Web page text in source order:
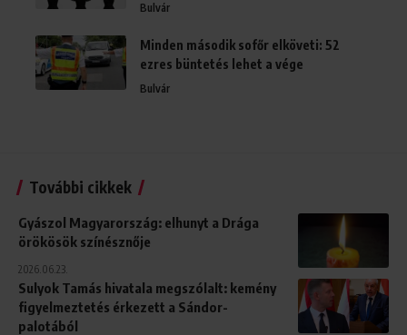
Bulvár
Minden második sofőr elköveti: 52
ezres büntetés lehet a vége
Bulvár
További cikkek
Gyászol Magyarország: elhunyt a Drága
örökösök színésznője
2026.06.23.
Sulyok Tamás hivatala megszólalt: kemény
figyelmeztetés érkezett a Sándor-
palotából